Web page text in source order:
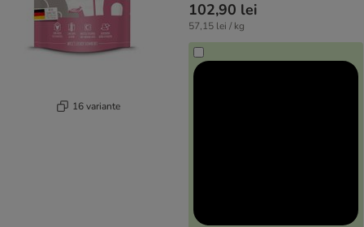
16 variante
102,90 lei
57,15 lei / kg